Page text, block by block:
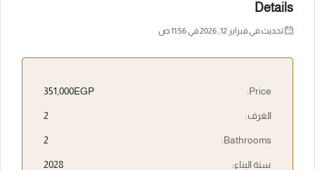
Details
تحديث في فبراير 12, 2026 في 11:56 ص
Price:
351,000EGP
الغرف: 2
Bathrooms:
2
سنة البناء: 2028